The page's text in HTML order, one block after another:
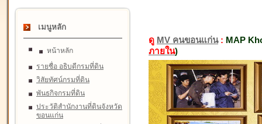
เมนูหลัก
หน้าหลัก
รายชื่อ อธิบดีกรมที่ดิน
วิสัยทัศน์กรมที่ดิน
พันธกิจกรมที่ดิน
ประวัติสำนักงานที่ดินจังหวัด
ขอนแก่น
ดู MV คนขอนแก่น: MAP
ภายใน)